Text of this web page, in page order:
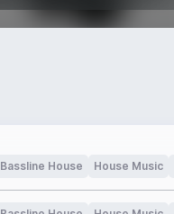
Bassline House House Music